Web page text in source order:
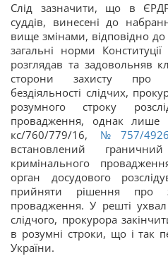
Слід зазначити, що в
суддів, винесені до
вище змінами, відповідно
загальні норми
розглядав та задовольняв
сторони захисту про
бездіяльності слідчих,
розумного строку
провадження, однак
кс/760/779/16, №757/
встановлений
кримінального
орган досудового
прийняти рішення про
провадження. У решті
слідчого, прокурора
в розумні строки, що і так
України.